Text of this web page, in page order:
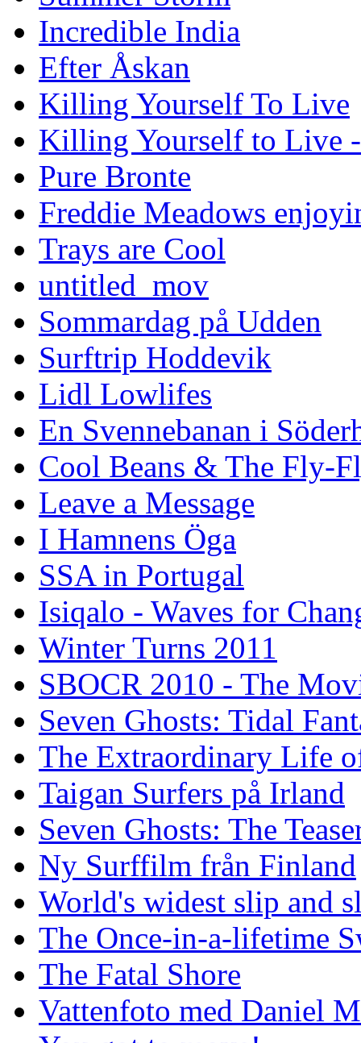
Incredible India
Efter Åskan
Killing Yourself To Live
Killing Yourself to Live -
Pure Bronte
Freddie Meadows
Trays are Cool
untitled_mov
Sommardag på Udden
Surftrip Hoddevik
Lidl Lowlifes
En Svennebanan i
Cool Beans & The Fly-
Leave a Message
I Hamnens Öga
SSA in Portugal
Isiqalo - Waves for
Winter Turns 2011
SBOCR 2010 - The
Seven Ghosts: Tidal
The Extraordinary Life
Taigan Surfers på Irland
Seven Ghosts: The
Ny Surffilm från Finland
World's widest slip and
The Once-in-a-lifetime
The Fatal Shore
Vattenfoto med Daniel